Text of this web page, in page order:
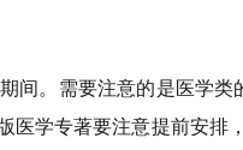
间。需要注意的是医学
学专著要注意提前安